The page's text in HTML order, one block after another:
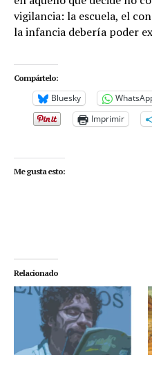
vigilancia: la escuela, el
la infancia debería poder
Compártelo:
Bluesky
Imprimir
Me gusta esto:
Relacionado